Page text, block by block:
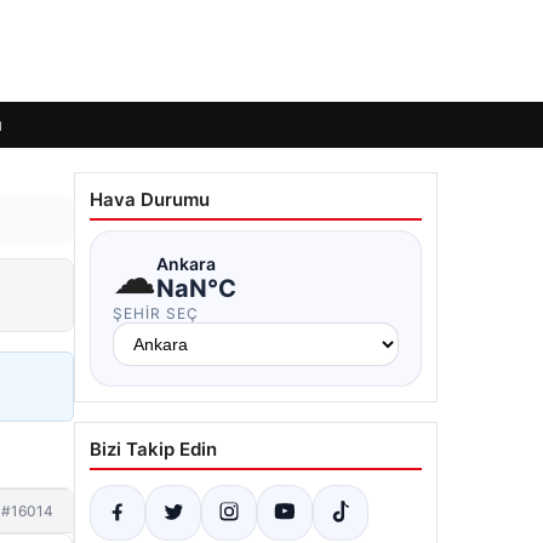
#16014
Hava Durumu
☁Ankara
NaN°C
ŞEHIR SEÇ
Bizi Takip Edin